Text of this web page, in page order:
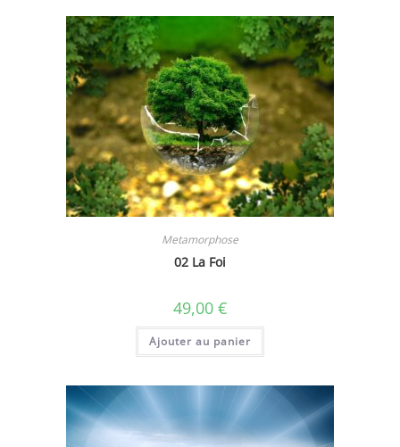
Metamorphose
02 La Foi
49,00 €
Ajouter au panier